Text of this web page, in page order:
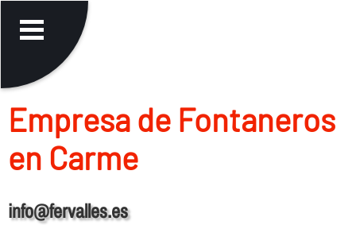
Empresa de Fontaneros
en Carme
info@fervalles.es